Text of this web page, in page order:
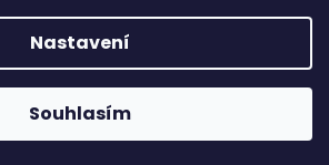
Nastavení
Souhlasím
Vytvořil Shoptet
B2B. Všechna práva vyhrazena.